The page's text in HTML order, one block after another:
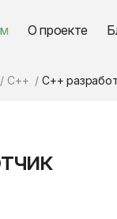
О проекте
C++ C++